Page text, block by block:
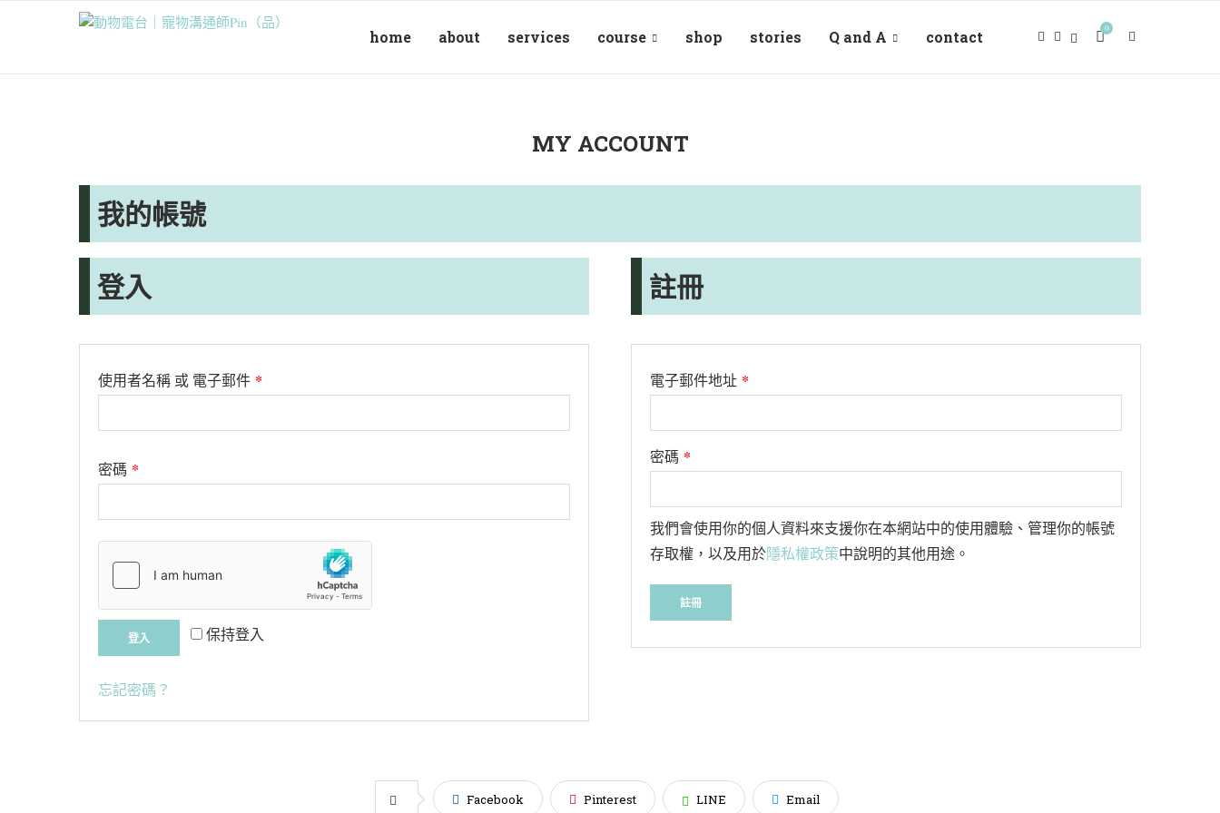
home about services course shop stories Q and A contact 0
MY ACCOUNT
我的帳號
登入
使用者名稱 或 電子郵件 *
密碼 *
保持登入
登入
忘記密碼？
註冊
電子郵件地址 *
密碼 *
我們會使用你的個人資料來支援你在本網站中的使用體驗、管理你的帳號
存取權，以及用於隱私權政策中說明的其他用途。
註冊
Facebook Pinterest LINE Email